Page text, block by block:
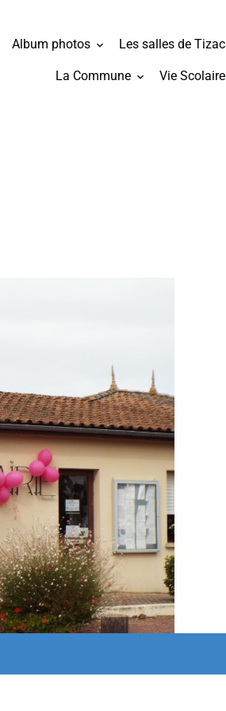
Album photos Les salles de Tizac
La Commune Vie Scolaire